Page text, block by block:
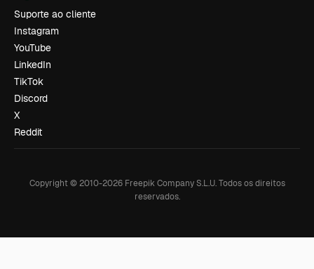
Suporte ao cliente
Instagram
YouTube
LinkedIn
TikTok
Discord
X
Reddit
Copyright © 2010-2026Freepik Company S.L.U. Todos os direitos
reservados.